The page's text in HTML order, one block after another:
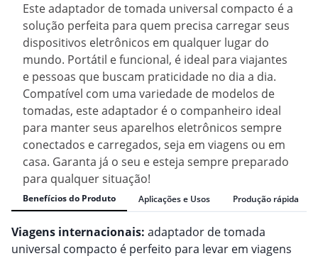
Este adaptador de tomada universal compacto é a
solução perfeita para quem precisa carregar seus
dispositivos eletrônicos em qualquer lugar do
mundo. Portátil e funcional, é ideal para viajantes
e pessoas que buscam praticidade no dia a dia.
Compatível com uma variedade de modelos de
tomadas, este adaptador é o companheiro ideal
para manter seus aparelhos eletrônicos sempre
conectados e carregados, seja em viagens ou em
casa. Garanta já o seu e esteja sempre preparado
para qualquer situação!
Benefícios do Produto Aplicações e Usos Produção rápida
Viagens internacionais: adaptador de tomada
universal compacto é perfeito para levar em viagens